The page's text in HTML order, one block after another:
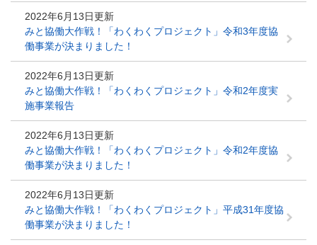
2022年6月13日更新
みと協働大作戦！「わくわくプロジェクト」令和3年度協
働事業が決まりました！
2022年6月13日更新
みと協働大作戦！「わくわくプロジェクト」令和2年度実
施事業報告
2022年6月13日更新
みと協働大作戦！「わくわくプロジェクト」令和2年度協
働事業が決まりました！
2022年6月13日更新
みと協働大作戦！「わくわくプロジェクト」平成31年度協
働事業が決まりました！